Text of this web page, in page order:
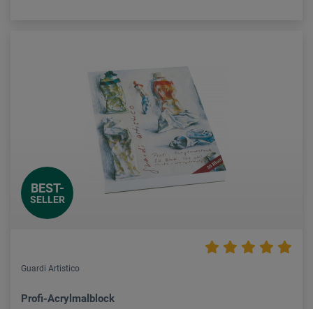
BEST-
SELLER
Guardi Artistico
Profi-Acrylmalblock